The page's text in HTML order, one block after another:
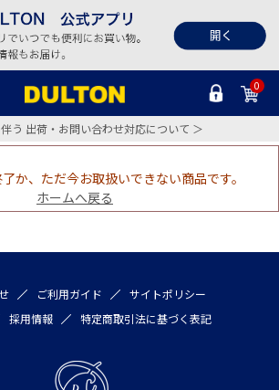
0
う 出荷・お問い合わせ対応について ＞
か、ただ今お取扱いできない商品です。
ホームへ戻る
ご利用ガイド
サイトポリシー
採用情報 特定商取引法に基づく表記